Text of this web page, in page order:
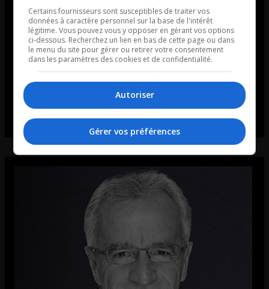
Certains fournisseurs sont susceptibles de traiter vos
données à caractère personnel sur la base de l'intérêt
légitime. Vous pouvez vous y opposer en gérant vos options
ci-dessous. Recherchez un lien en bas de cette page ou dans
le menu du site pour gérer ou retirer votre consentement
dans les paramètres des cookies et de confidentialité.
Autoriser
Gérer vos préférences